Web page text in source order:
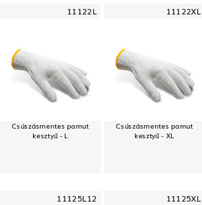
11122L
Csúszásmentes pamut
kesztyű - L
11122XL
Csúszásmentes pamut
kesztyű - XL
11125L12 11125XL